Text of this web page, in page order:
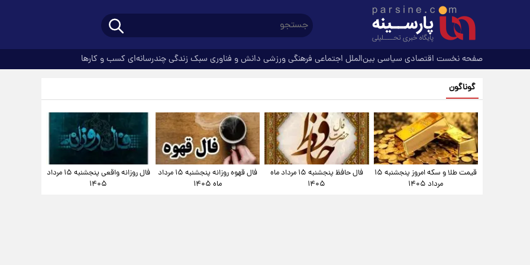
صفحه نخست اقتصادی سیاسی بین‌الملل اجتماعی فرهنگیورزشی دانش و فناوری سبک زندگیچندرسانه‌ای کسب و کارها
گوناگون
قیمت طلا و سکه امروز پنجشنبه ۱۵
مرداد ۱۴۰۵
فال حافظ پنجشنبه ۱۵ مرداد ماه
۱۴۰۵
فال قهوه روزانه پنجشنبه ۱۵ مرداد
ماه ۱۴۰۵
فال روزانه واقعی پنجشنبه ۱۵ مرداد
۱۴۰۵